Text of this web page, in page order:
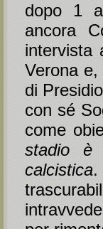
dopo 1
ancora
intervista
Verona
di
con sé
come
stadio è
calcistica.